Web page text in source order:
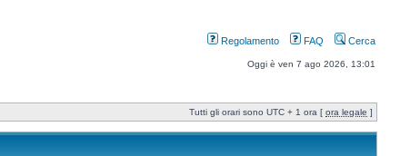
Regolamento FAQ Cerca
Oggi è ven 7 ago 2026, 13:01
Tutti gli orari sono UTC + 1 ora [ ora legale ]